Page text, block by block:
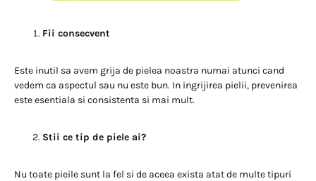
Fii consecvent
Este inutil sa avem grija de pielea noastra numai atunci cand
vedem ca aspectul sau nu este bun. In ingrijirea pielii, prevenirea
este esentiala si consistenta si mai mult.
Stii ce tip de piele ai?
Nu toate pieile sunt la fel si de aceea exista atat de multe tipuri